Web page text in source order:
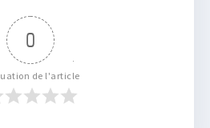
0
de l'article